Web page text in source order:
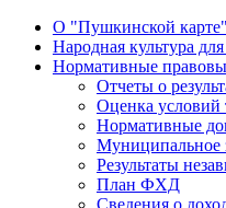
О "Пушкинской карте"
Народная культура
Нормативные
Отчеты о
Оценка условий
Нормативные
Муниципальное
Результаты
План ФХД
Сведения о